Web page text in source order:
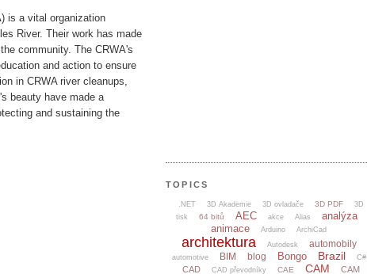
is a vital organization
River. Their work has made
community. The CRWA's
and action to ensure
in CRWA river cleanups,
beauty have made a
and sustaining the
TOPICS
.NET 3D Akademie 3D ovladače 3D PDF
3D
tisk
64 bitů AEC akce Alias
analýza
animace
Arduino ArchiCad
architektura Autodesk automobily
automotive BIM blog Bongo Brazil C#
CAD CAD převodníky CAE CAM
CAM